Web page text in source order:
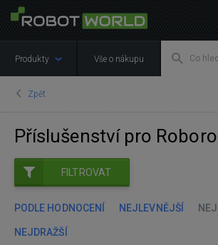
Produkty Vše o nákupu
Zpět
Příslušenství pro
FILTROVAT
PODLE HODNOCENÍ NEJLEVNĚJŠÍ
NEJDRAŽŠÍ